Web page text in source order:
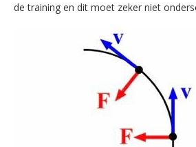
de training en dit moet zeker niet